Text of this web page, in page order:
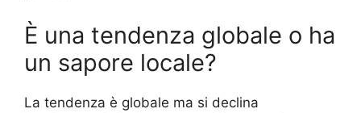
È una tendenza globale o ha
un sapore locale?
La tendenza è globale ma si declina